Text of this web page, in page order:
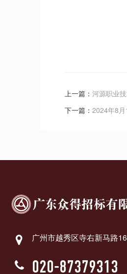
上一篇： 河源职业
下一篇： 2024年8
广州市越秀区寺右新马路
020-87379313